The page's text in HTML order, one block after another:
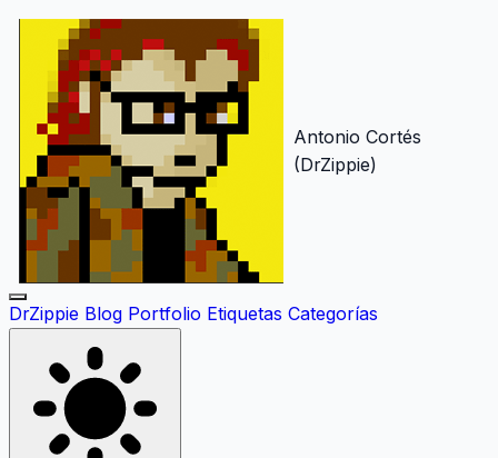
Antonio Cortés
(DrZippie)
DrZippie Blog Portfolio Etiquetas Categorías